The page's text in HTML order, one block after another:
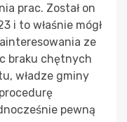
prac. Został on
i to właśnie mógł
ze
braku chętnych
władze gminy
pewną